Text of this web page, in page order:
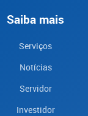
Saiba mais
Serviços
Notícias
Servidor
Investidor